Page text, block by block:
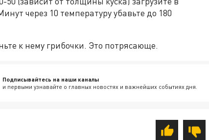
через 10 температуру убавьте до 180
к нему грибочки. Это потрясающе.
Подписывайтесь на наши каналы
и первыми узнавайте о главных новостях и важнейших событиях дня.